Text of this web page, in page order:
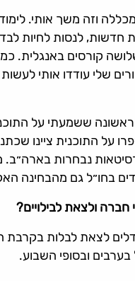
וזה משך אותי.
לנסות לחיות
קורסים באנגלית.
עודדו אותי לעשות
ששמעתי על
על התוכנית ציינו
נבחרות
בחו״ל גם מהבחינה
ולצאת לבילויים?
לצאת לבלות בקרבת
ובסופי השבוע.